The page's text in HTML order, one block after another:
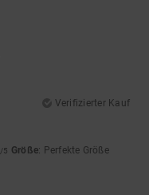
Verifizierter Kauf
/5 Größe: Perfekte Größe